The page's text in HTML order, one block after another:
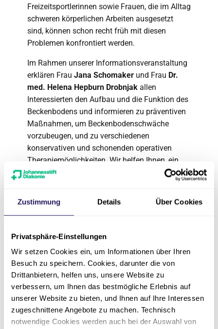
Zustimmung Details Über Cookies
Privatsphäre-Einstellungen
Wir setzen Cookies ein, um Informationen über Ihren
Besuch zu speichern. Cookies, darunter die von
Drittanbietern, helfen uns, unsere Website zu
verbessern, um Ihnen das bestmögliche Erlebnis auf
unserer Website zu bieten, und Ihnen auf Ihre Interessen
zugeschnittene Angebote zu machen. Technisch
notwendige Cookies werden auch bei der Auswahl von
Freizeitsportlerinnen sowie Frauen, die im Alltag
schweren körperlichen Arbeiten ausgesetzt
sind, können schon recht früh mit diesen
Problemen konfrontiert werden.
Im Rahmen unserer Informationsveranstaltung
erklären Frau Jana Schomaker und Frau Dr.
med. Helena Hepburn Drobnjak allen
Interessierten den Aufbau und die Funktion des
Beckenbodens und informieren zu präventiven
Maßnahmen, um Beckenbodenschwäche
vorzubeugen, und zu verschiedenen
konservativen und schonenden operativen
Therapiemöglichkeiten. Wir helfen Ihnen, ein
besseres Verständnis für Ihren Beckenboden zu
gewinnen und früh Maßnahmen zu ergreifen,
um dessen Schwäche vorzubeugen.
Anmeldung
Die Teilnahme ist kostenlos. Für eine bessere
Planung bitten wir um vorherige
Anmeldung.
Das könnte Sie